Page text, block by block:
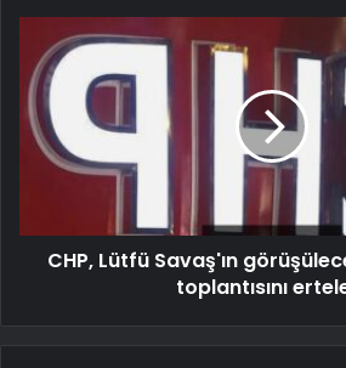
CHP, Lütfü Savaş'ın
toplantısını